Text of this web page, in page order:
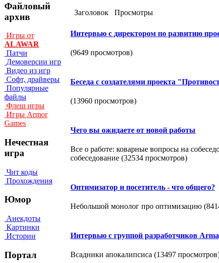
Файловый
архив
Игры от
ALAWAR
Патчи
Демоверсии игр
Видео из игр
Софт, драйверы
Популярные
файлы
Флеш игры
Игры Armor
Games
Нечестная
игра
Чит коды
Прохождения
Юмор
Анекдоты
Картинки
Истории
Портал
Заголовок Просмотры
Интервью с директором по развитию
(9649 просмотров)
Беседа с создателями проекта
(13960 просмотров)
Чего вы ожидаете от новой работы
Все о работе: коварные вопросы на
собеседование (32534 просмотров)
Оптимизатор и посетитель - что общего?
Небольшой монолог про оптимизацию
Интервью c группой разработчиков
Всадники апокалипсиса (13497